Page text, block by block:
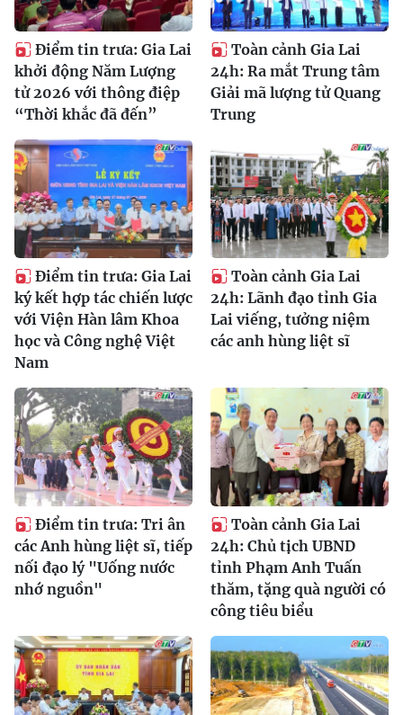
Điểm tin trưa: Gia Lai
khởi động Năm Lượng
tử 2026 với thông điệp
“Thời khắc đã đến”
Toàn cảnh Gia Lai
24h: Ra mắt Trung tâm
Giải mã lượng tử Quang
Trung
Điểm tin trưa: Gia Lai
ký kết hợp tác chiến lược
với Viện Hàn lâm Khoa
học và Công nghệ Việt
Nam
Toàn cảnh Gia Lai
24h: Lãnh đạo tỉnh Gia
Lai viếng, tưởng niệm
các anh hùng liệt sĩ
Điểm tin trưa: Tri ân
các Anh hùng liệt sĩ, tiếp
nối đạo lý "Uống nước
nhớ nguồn"
Toàn cảnh Gia Lai
24h: Chủ tịch UBND
tỉnh Phạm Anh Tuấn
thăm, tặng quà người có
công tiêu biểu